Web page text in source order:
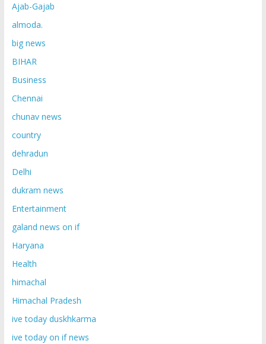
Ajab-Gajab
almoda.
big news
BIHAR
Business
Chennai
chunav news
country
dehradun
Delhi
dukram news
Entertainment
galand news on if
Haryana
Health
himachal
Himachal Pradesh
ive today duskhkarma
ive today on if news